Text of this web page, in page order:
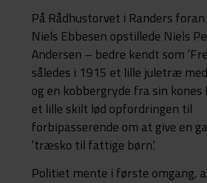
På Rådhustorvet i Randers
Niels Ebbesen opstillede Niels
Andersen – bedre kendt som
således i 1915 et lille juletræ
og en kobbergryde fra sin kones
et lille skilt lød opfordringen til
forbipasserende om at give en
’træsko til fattige børn’.
Politiet mente i første omgang,